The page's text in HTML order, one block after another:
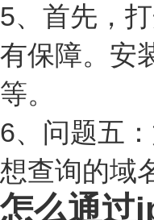
5、首先，
有保障。安
等。
6、问题五
想查询的域
怎么通过